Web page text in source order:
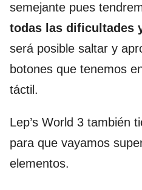
semejante pues
todas las dificultades
será posible saltar y
botones que tenemos
táctil.
Lep’s World 3 también
para que vayamos
elementos.